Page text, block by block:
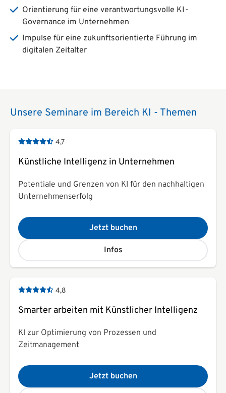
Orientierung für eine verantwortungsvolle KI-
Governance im Unternehmen
Impulse für eine zukunftsorientierte Führung im
digitalen Zeitalter
Unsere Seminare im Bereich KI - Themen
4,7
Künstliche Intelligenz in Unternehmen
Potentiale und Grenzen von KI für den nachhaltigen
Unternehmenserfolg
Jetzt buchen
Infos
4,8
Smarter arbeiten mit Künstlicher Intelligenz
KI zur Optimierung von Prozessen und
Zeitmanagement
Jetzt buchen